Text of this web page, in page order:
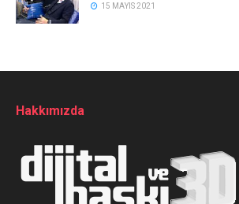
15 MAYIS 2021
Hakkımızda